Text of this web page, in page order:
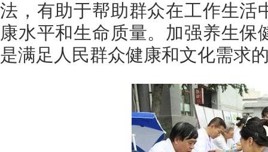
法，有助于帮助群众在工作生活
康水平和生命质量。加强养生保
是满足人民群众健康和文化需求